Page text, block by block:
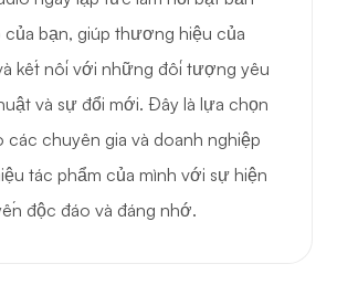
của bạn, giúp thương hiệu của
kết nối với những đối tượng yêu
và sự đổi mới. Đây là lựa chọn
chuyên gia và doanh nghiệp
tác phẩm của mình với sự hiện
độc đáo và đáng nhớ.